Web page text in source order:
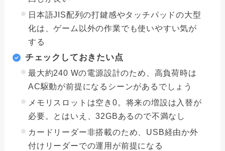
日本語JIS配列の打鍵感やタッチパッドの大型
化は、ゲーム以外の作業でも使いやすい気が
する
チェックしておきたい点
最大約240 Wの電源設計のため、高負荷時は
AC駆動が前提になるシーンがあるでしょう
メモリスロットは空き0。将来の増設は入替が
必要。とはいえ、32GBあるので不満なし
カードリーダー非搭載のため、USB経由か外
付けリーダーでの運用が前提になる